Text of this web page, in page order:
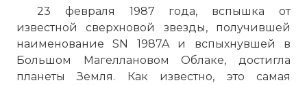
23 февраля 1987 года, вспышка от
известной сверхновой звезды, получившей
наименование SN 1987A и вспыхнувшей в
Большом Магеллановом Облаке, достигла
планеты Земля. Как известно, это самая